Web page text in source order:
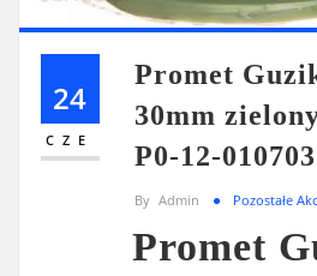
24
CZE
Promet
30mm
P0-12-
By Admin Pozostałe
Promet